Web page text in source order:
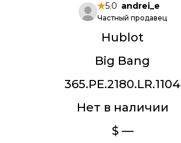
5.0 andrei_e
Частный продавец
Hublot
Big Bang
365.PE.2180.LR.1104
Нет в наличии
$ —